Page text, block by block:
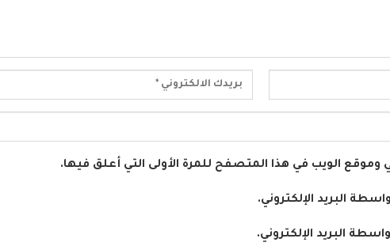
وموقع الويب في هذا المتصفح للمرة الأولى التي أعلق فيها.
البريد الإلكتروني.
البريد الإلكتروني.